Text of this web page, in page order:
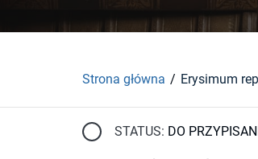
Strona główna
STATUS: DO